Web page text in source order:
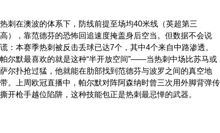
热刺在澳波的体系下，防线前提至场均40米线（英超第三
高），靠范德芬的恐怖回追速度掩盖身后空当。但数据不会说
谎：本赛季热刺被反击丢球已达7个，其中4个来自中路渗透。
帕尔默最喜欢的就是这种“半开放空间”——当热刺中场比苏马或
萨尔扑抢过猛，他就能在肋部找到范德芬与波罗之间的真空地
带。上周欧冠直播中，帕尔默对阵阿森纳时曾三次用外脚背弹传
撕开枪手越位陷阱，这种技能包正是热刺最忌惮的武器。